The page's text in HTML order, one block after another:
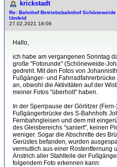
krickstadt
Re: Bahnhof Betriebsbahnhof
Umfeld
27.02.2021 18:06
Hallo,
ich habe am vergangenen Sonntag
große "Fotorunde" (Schöneweide-
gedreht. Mit den Fotos von
Fußgänger- und
an, obwohl die Aktivitäten auf der
meiner Fotos "überholt" haben.
In der Sperrpause der Görlitzer
Fußgängerbrücke des S-Bahnhofs
Fernbahngleisen und dem mit
des Gleisbereichs "saniert", keinen
weniger. Sogar die Abschnitte des
Gerüstes befanden, wurden
vermutlich aus einer Rostentfernung
Anstrich aller Stahlteile der
folgendem Foto erkennen kann: